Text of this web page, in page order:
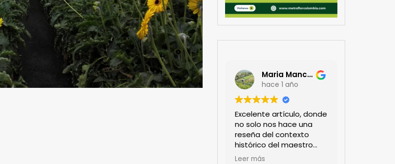
Maria Mancera
hace 1 año
Excelente artículo, donde
no solo nos hace una
reseña del contexto
histórico del maestro
jardinero japonés si no
Leer más